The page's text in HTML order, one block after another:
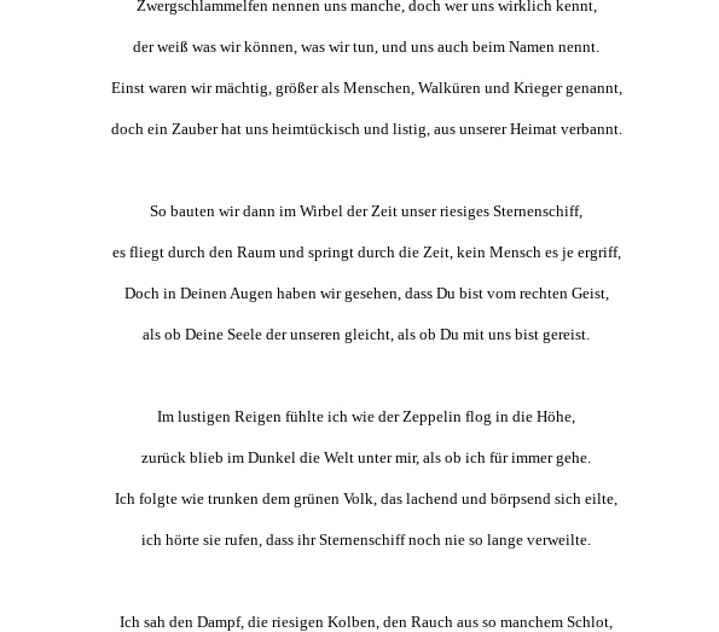
Zwergschlammelfen nennen uns manche, doch wer uns wirklich kennt,
der weiß was wir können, was wir tun, und uns auch beim Namen nennt.
Einst waren wir mächtig, größer als Menschen, Walküren und Krieger genannt,
doch ein Zauber hat uns heimtückisch und listig, aus unserer Heimat verbannt.
So bauten wir dann im Wirbel der Zeit unser riesiges Sternenschiff,
es fliegt durch den Raum und springt durch die Zeit, kein Mensch es je ergriff,
Doch in Deinen Augen haben wir gesehen, dass Du bist vom rechten Geist,
als ob Deine Seele der unseren gleicht, als ob Du mit uns bist gereist.
Im lustigen Reigen fühlte ich wie der Zeppelin flog in die Höhe,
zurück blieb im Dunkel die Welt unter mir, als ob ich für immer gehe.
Ich folgte wie trunken dem grünen Volk, das lachend und börpsend sich eilte,
ich hörte sie rufen, dass ihr Sternenschiff noch nie so lange verweilte.
Ich sah den Dampf, die riesigen Kolben, den Rauch aus so manchem Schlot,